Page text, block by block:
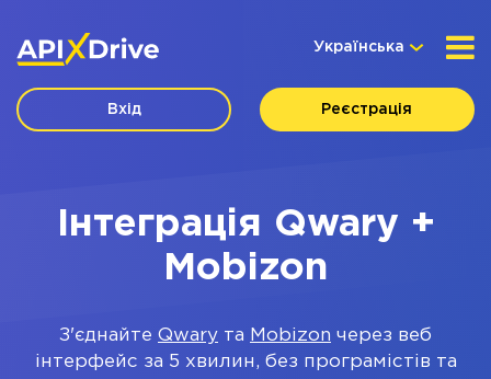
Українська
Вхід Реєстрація
Інтеграція Qwary +
Mobizon
З'єднайте Qwary та Mobizon через веб
інтерфейс за 5 хвилин, без програмістів та